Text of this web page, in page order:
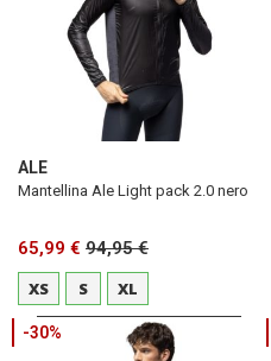
ALE
Mantellina Ale Light pack 2.0 nero
65,99 € 94,95 €
XS
S XL
-30%